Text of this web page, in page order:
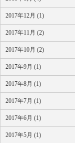
2017年12月 (1)
2017年11月 (2)
2017年10月 (2)
2017年9月 (1)
2017年8月 (1)
2017年7月 (1)
2017年6月 (1)
2017年5月 (1)